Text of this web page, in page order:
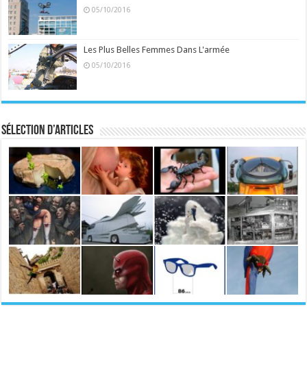
05/10/2016
Les Plus Belles Femmes Dans L'armée
05/10/2016
Sélection d’articles